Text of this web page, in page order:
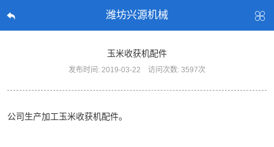
潍坊兴源机械
玉米收获机配件
发布时间: 2019-03-22 访问次数: 3597次
公司生产加工玉米收获机配件。